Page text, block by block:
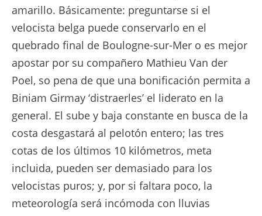
amarillo. Básicamente: preguntarse si el
velocista belga puede conservarlo en el
quebrado final de Boulogne-sur-Mer o es mejor
apostar por su compañero Mathieu Van der
Poel, so pena de que una bonificación permita a
Biniam Girmay ‘distraerles’ el liderato en la
general. El sube y baja constante en busca de la
costa desgastará al pelotón entero; las tres
cotas de los últimos 10 kilómetros, meta
incluida, pueden ser demasiado para los
velocistas puros; y, por si faltara poco, la
meteorología será incómoda con lluvias